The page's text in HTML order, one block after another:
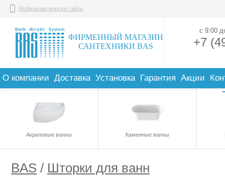
ФИРМЕННЫЙ МАГАЗИН
САНТЕХНИКИ BAS
Мобильная версия сайта
+7
с 9:00
О компании Доставка Установка Гарантия Акции
Акриловые ванны Каменные ванны
BAS / Шторки для ванн